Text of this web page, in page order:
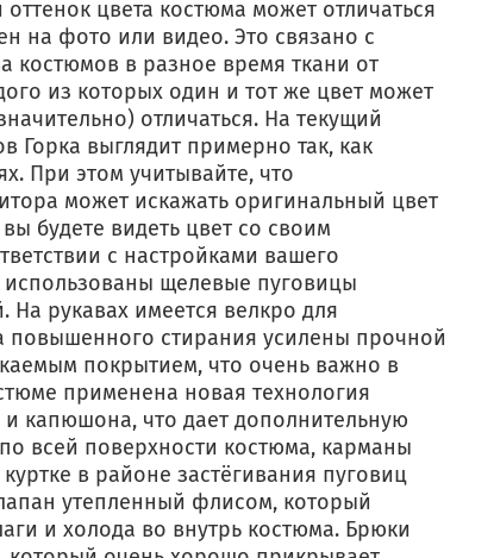
цвета костюма может отличаться
на фото или видео. Это связано с
костюмов в разное время ткани от
из которых один и тот же цвет может
отличаться. На текущий
Горка выглядит примерно так, как
При этом учитывайте, что
может искажать оригинальный цвет
будете видеть цвет со своим
с настройками вашего
использованы щелевые пуговицы
рукавах имеется велкро для
повышенного стирания усилены прочной
покрытием, что очень важно в
применена новая технология
капюшона, что дает дополнительную
всей поверхности костюма, карманы
в районе застёгивания пуговиц
утепленный флисом, который
и холода во внутрь костюма. Брюки